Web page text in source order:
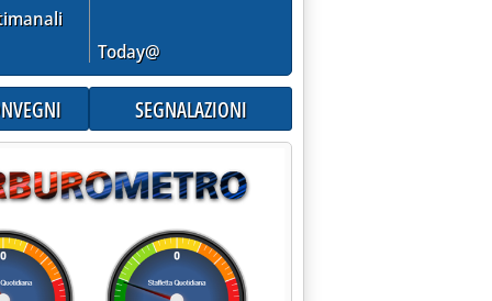
COMMISSIONE UE PER NUOVE PROPOSTE SU TASSA
Today@
SEGNALAZIONI